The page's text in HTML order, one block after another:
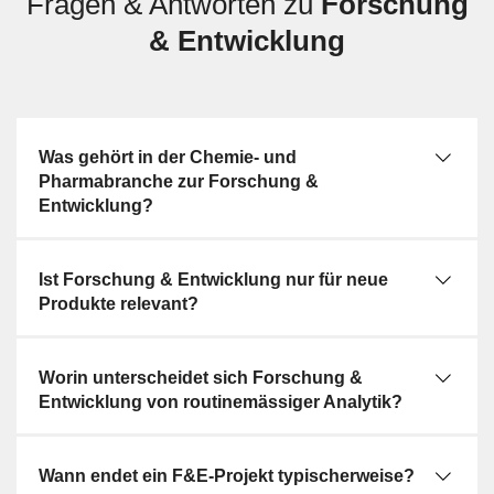
Zu den fachlichen Teilbereichen zählen
Wirkstoffforschung, synthetische Chemie,
Substanzen oder Targets. Die synthetische Chemie
entwickelt geeignete Reaktionsfolgen und
Aufreinigungswege. In der Formulierungsentwicklung
Stabilität untersucht. Analytikentwicklung schafft
Methoden, um Stoffe, Verunreinigungen und
reproduzierbare, skalierbare Abläufe.
& Entwicklung
Was gehört in der Chemie- und
Pharmabranche zur Forschung &
Entwicklung?
Ist Forschung & Entwicklung nur für neue
Produkte relevant?
Worin unterscheidet sich Forschung &
Entwicklung von routinemässiger Analytik?
Wann endet ein F&E-Projekt typischerweise?